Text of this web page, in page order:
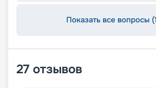
Показать все вопросы
27 отзывов